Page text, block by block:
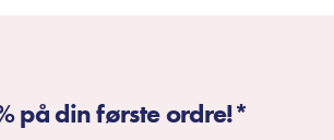
på din første ordre!*